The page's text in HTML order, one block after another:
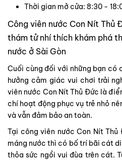
Thời gian mở cửa: 8:30 -
Công viên nước Con Nít Thủ
thám tử nhí thích khám phá
nước ở Sài Gòn
Cuối cùng đối với những bạn có
hưởng cảm giác vui chơi trải
viên nước Con Nít Thủ Đức là
chí hoạt động phục vụ trẻ nhỏ
và vẫn đảm bảo an toàn.
Tại công viên nước Con Nít
máng nước thì có bố trí bãi cát
thỏa sức ngồi vui đùa trên cát.